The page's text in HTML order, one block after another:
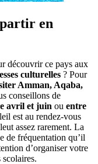
en
découvrir ce pays aux
culturelles ? Pour
Amman, Aqaba,
conseillons de
avril et juin ou entre
est au rendez-vous
assez rarement. La
de fréquentation qu’il
d’organiser votre
scolaires.